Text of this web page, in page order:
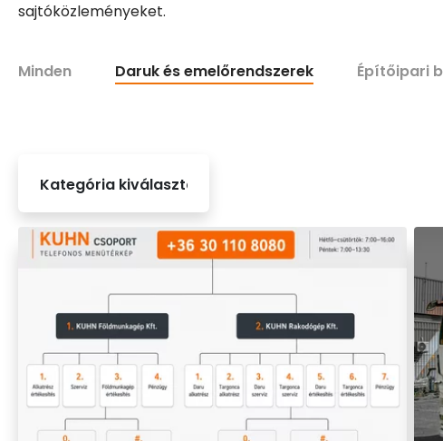
sajtóközleményeket.
Minden Daruk és emelőrendszerek Építőipari